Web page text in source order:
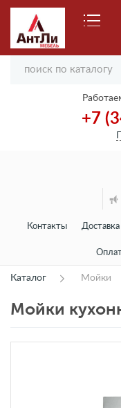
+7
Контакты Доставка
Каталог Мойки
Мойки